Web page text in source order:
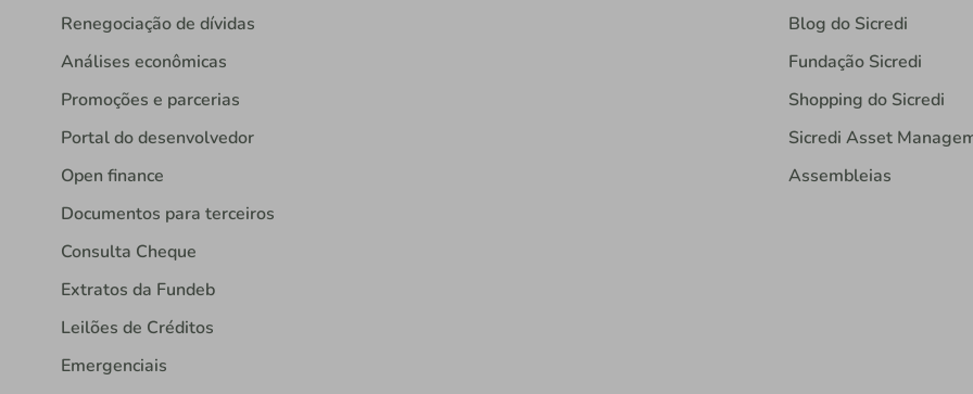
Renegociação de dívidas
Análises econômicas
Promoções e parcerias
Portal do desenvolvedor
Open finance
Documentos para terceiros
Consulta Cheque
Extratos da Fundeb
Leilões de Créditos
Emergenciais
Blog do Sicredi
Fundação Sicredi
Shopping do Sicredi
Sicredi Asset
Assembleias